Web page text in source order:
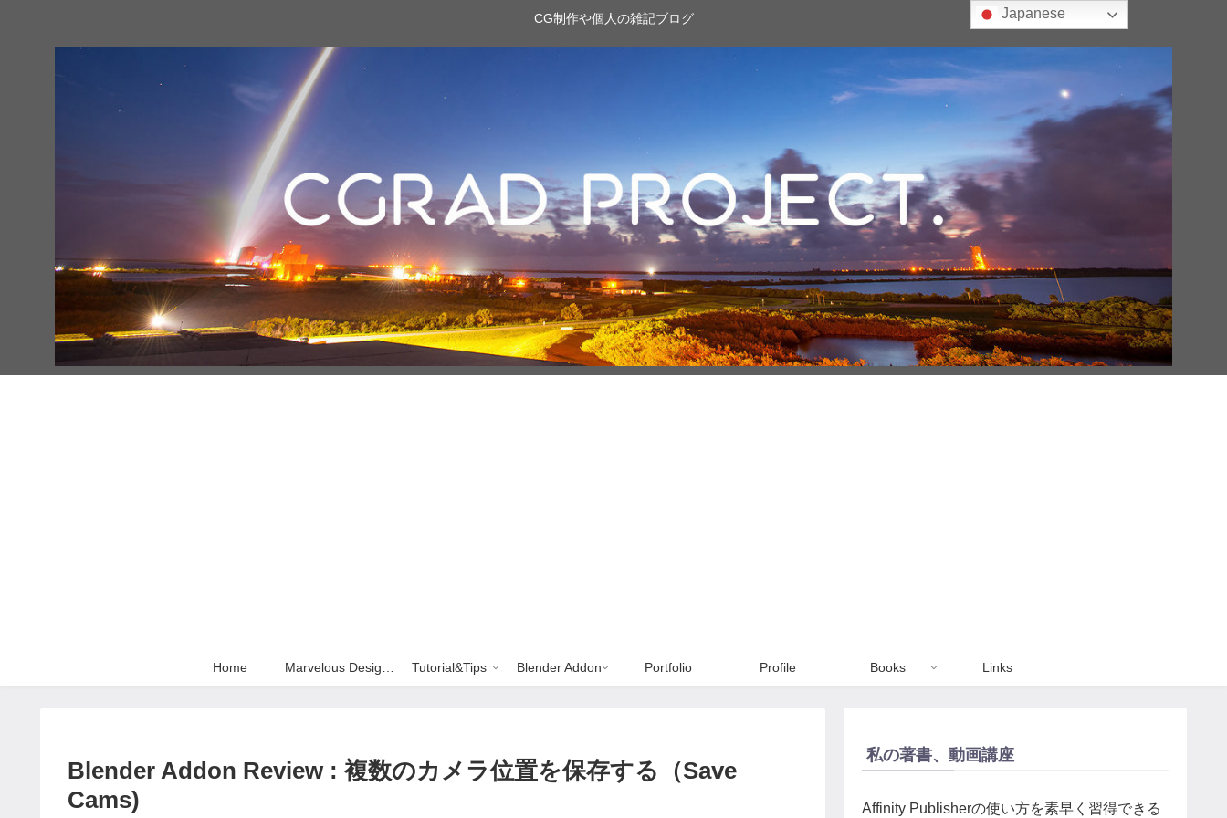
CG制作や個人の雑記ブログ
Home Tutorial&Tips Blender Addon Portfolio Profile Books Links
Blender Addon Review : 複数のカメラ位置を保存する（Save
Cams)
私の著書、動画講座
Affinity Publisherの使い方を素早く習得できる
Japanese